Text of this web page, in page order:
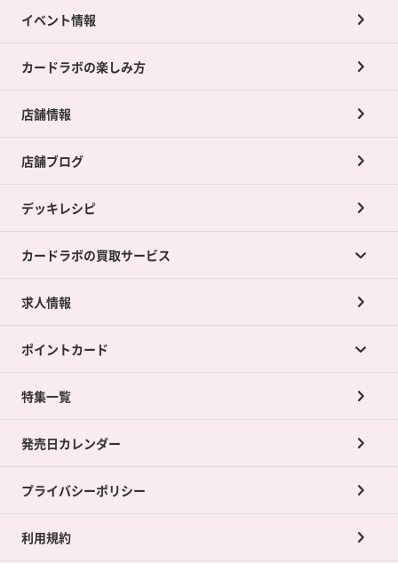
イベント情報
カードラボの楽しみ方
店舗情報
店舗ブログ
デッキレシピ
カードラボの買取サービス
カードラボの買取サービスTOP
店舗買取について
ネット買取について
買取承諾書について
求人情報
ポイントカード
ポイントカードTOP
ポイント交換景品
特集一覧
発売日カレンダー
プライバシーポリシー
利用規約